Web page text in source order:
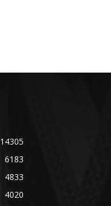
14305
6183
4833
4020